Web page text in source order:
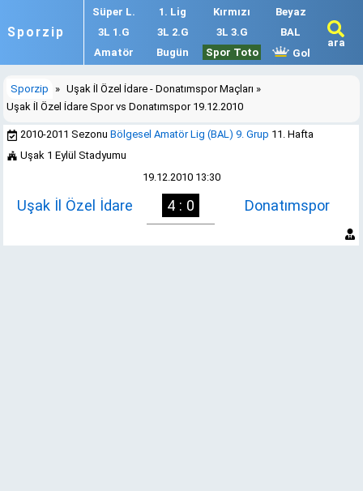
Sporzip
Süper L. 1. Lig Kırmızı
Beyaz
3L 1.G
3L 2.G 3L 3.G
BAL
Amatör
Bugün Spor Toto Gol
ara
Sporzip » Uşak İl Özel İdare - Donatımspor Maçları »
Uşak İl Özel İdare Spor vs Donatımspor 19.12.2010
2010-2011 SezonuBölgesel Amatör Lig (BAL) 9. Grup 11. Hafta
Uşak 1 Eylül Stadyumu
19.12.2010 13:30
Uşak İl Özel İdare 4 : 0 Donatımspor